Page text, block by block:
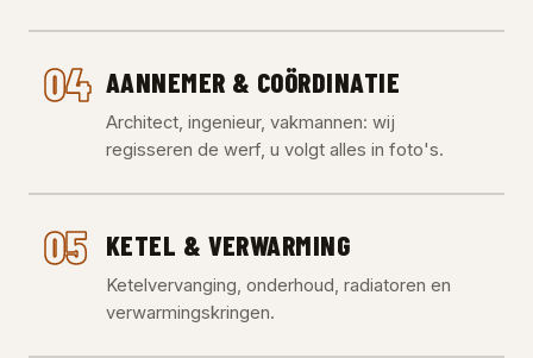
04 AANNEMER & COÖRDINATIE
Architect, ingenieur, vakmannen: wij
regisseren de werf, u volgt alles in foto's.
05 KETEL & VERWARMING
Ketelvervanging, onderhoud, radiatoren en
verwarmingskringen.